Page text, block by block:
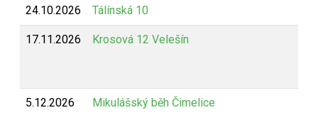
24.10.2026 Tálínská 10
17.11.2026 Krosová 12 Velešín
5.12.2026 Mikulášský běh Čimelice